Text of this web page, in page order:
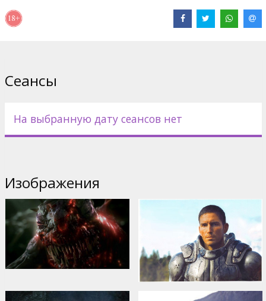
Фильм на английском языке с субтитрами на латышском и
русском языках.
Сеансы
На выбранную дату сеансов нет
Изображения